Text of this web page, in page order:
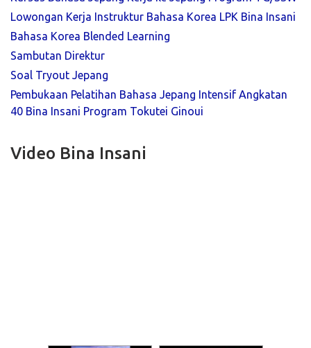
Lowongan Kerja Instruktur Bahasa Korea LPK Bina Insani
Bahasa Korea Blended Learning
Sambutan Direktur
Soal Tryout Jepang
Pembukaan Pelatihan Bahasa Jepang Intensif Angkatan
40 Bina Insani Program Tokutei Ginoui
Video Bina Insani